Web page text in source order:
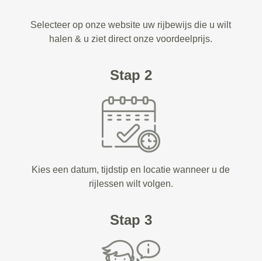
Selecteer op onze website uw rijbewijs die u wilt
halen & u ziet direct onze voordeelprijs.
Stap 2
Kies een datum, tijdstip en locatie wanneer u de
rijlessen wilt volgen.
Stap 3